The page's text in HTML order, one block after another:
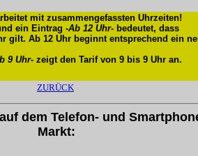
mit zusammengefassten Uhrzeiten!
ein Eintrag -Ab 12 Uhr- bedeutet, dass
gilt. Ab 12 Uhr beginnt entsprechend ein
9 Uhr- zeigt den Tarif von 9 bis 9 Uhr an.
ZURÜCK
dem Telefon- und
Markt: